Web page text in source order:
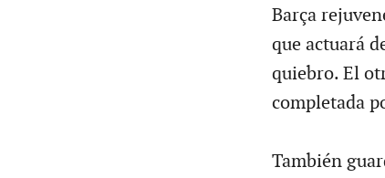
Barça
que actuará
quiebro. El
completada
También